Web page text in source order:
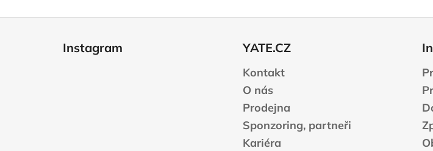
Instagram YATE.CZ
Kontakt
O nás
Prodejna
Sponzoring, partneři
Kariéra